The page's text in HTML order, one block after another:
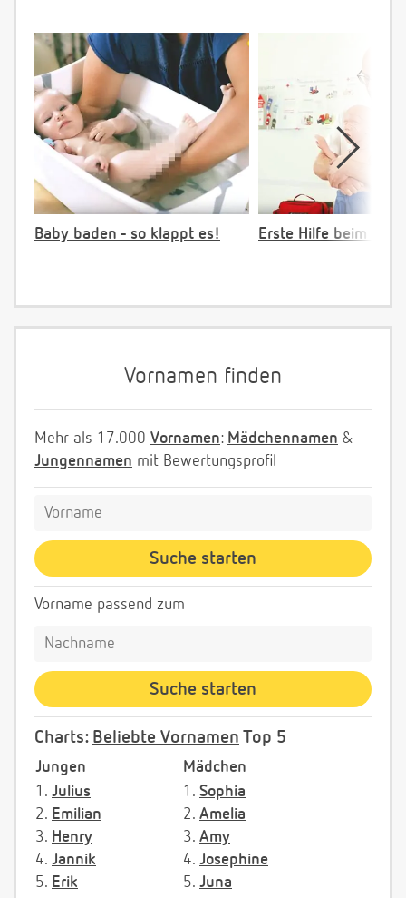
Baby baden - so klappt es! Erste Hilfe beim
Vornamen finden
Mehr als 17.000 Vornamen: Mädchennamen &
Jungennamen mit Bewertungsprofil
Vorname passend zum
Charts: Beliebte Vornamen Top 5
Jungen
Mädchen
1. Julius
2. Emilian
3. Henry
4. Jannik
5. Erik
1. Sophia
2. Amelia
3. Amy
4. Josephine
5. Juna